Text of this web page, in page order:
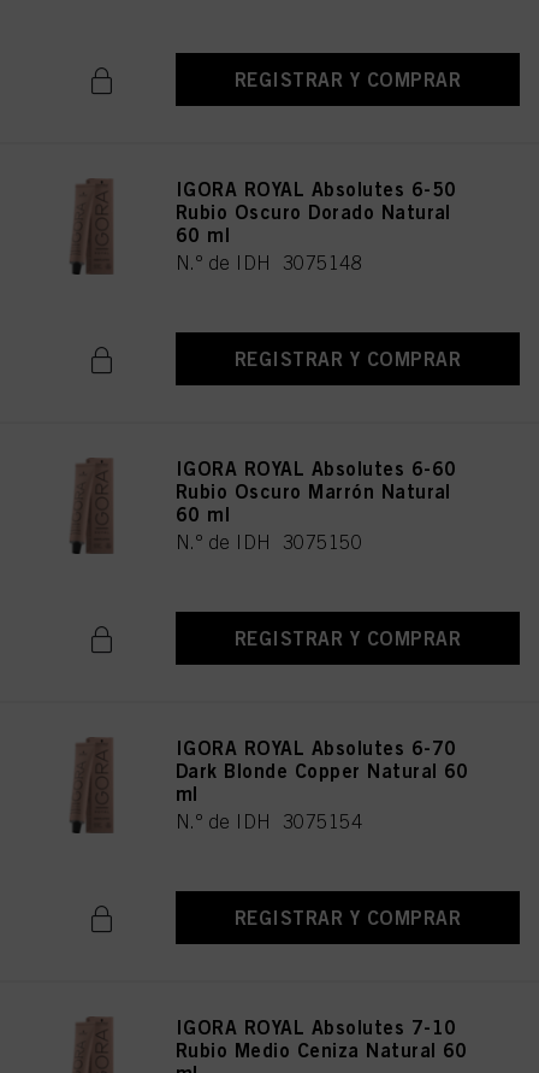
REGISTRAR Y COMPRAR
IGORA ROYAL Absolutes 6-50
Rubio Oscuro Dorado Natural
60 ml
N.º de IDH 3075148
REGISTRAR Y COMPRAR
IGORA ROYAL Absolutes 6-60
Rubio Oscuro Marrón Natural
60 ml
N.º de IDH 3075150
REGISTRAR Y COMPRAR
IGORA ROYAL Absolutes 6-70
Dark Blonde Copper Natural 60
ml
N.º de IDH 3075154
REGISTRAR Y COMPRAR
IGORA ROYAL Absolutes 7-10
Rubio Medio Ceniza Natural 60